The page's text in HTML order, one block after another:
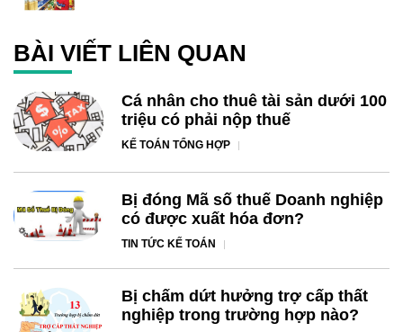
BÀI VIẾT LIÊN QUAN
Cá nhân cho thuê tài sản dưới 100
triệu có phải nộp thuế
KẾ TOÁN TỔNG HỢP
Bị đóng Mã số thuế Doanh nghiệp
có được xuất hóa đơn?
TIN TỨC KẾ TOÁN
Bị chấm dứt hưởng trợ cấp thất
nghiệp trong trường hợp nào?